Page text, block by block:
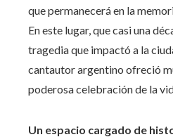
que permanecerá en la
En este lugar, que casi una
tragedia que impactó a la
cantautor argentino ofreció
poderosa celebración de la
Un espacio cargado de